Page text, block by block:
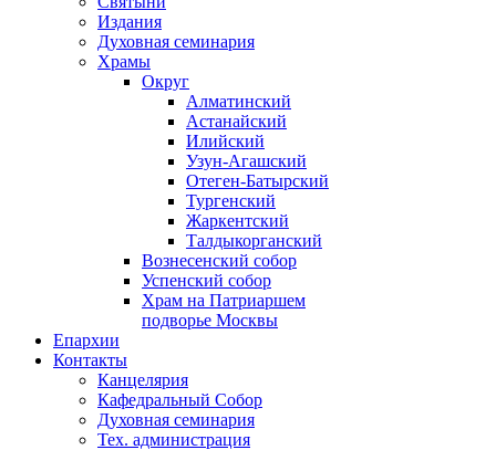
Издания
Духовная семинария
Храмы
Округ
Алматинский
Астанайский
Илийский
Узун-Агашский
Отеген-Батырский
Тургенский
Жаркентский
Талдыкорганский
Вознесенский собор
Успенский собор
Храм на Патриаршем
подворье Москвы
Епархии
Контакты
Канцелярия
Кафедральный Собор
Духовная семинария
Тех. администрация